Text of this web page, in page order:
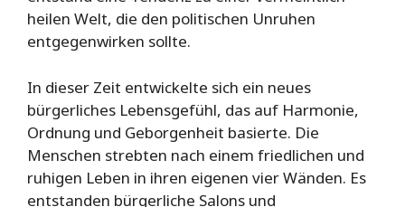
heilen Welt, die den politischen Unruhen
entgegenwirken sollte.
In dieser Zeit entwickelte sich ein neues
bürgerliches Lebensgefühl, das auf Harmonie,
Ordnung und Geborgenheit basierte. Die
Menschen strebten nach einem friedlichen und
ruhigen Leben in ihren eigenen vier Wänden. Es
entstanden bürgerliche Salons und